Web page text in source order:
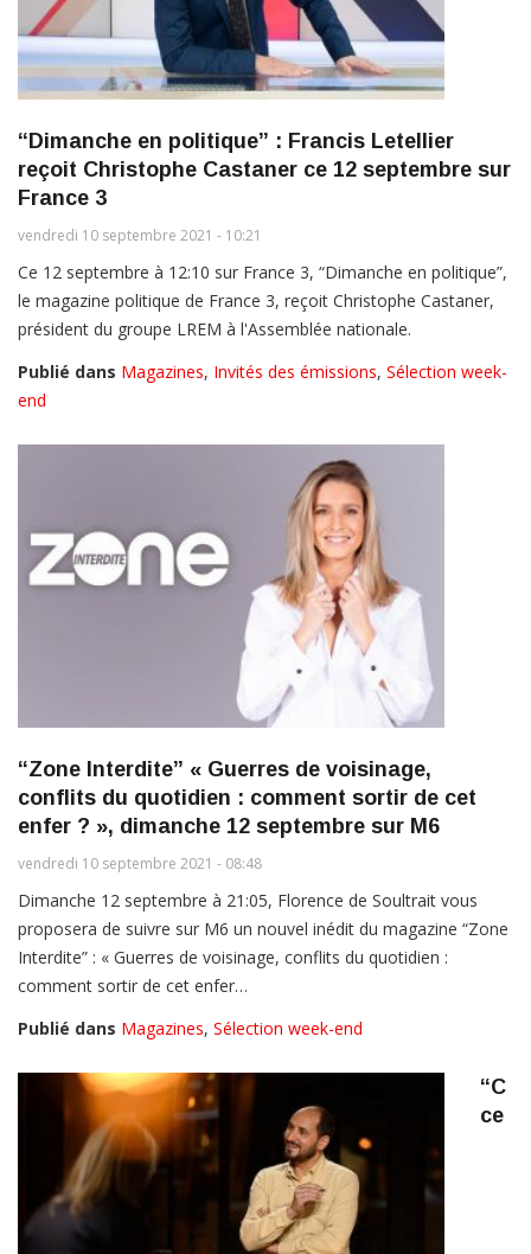
“Dimanche en politique” : Francis Letellier
reçoit Christophe Castaner ce 12 septembre sur
France 3
vendredi 10 septembre 2021 - 10:21
Ce 12 septembre à 12:10 sur France 3, “Dimanche en politique”,
le magazine politique de France 3, reçoit Christophe Castaner,
président du groupe LREM à l'Assemblée nationale.
Publié dans Magazines, Invités des émissions, Sélection week-
end
“Zone Interdite” « Guerres de voisinage,
conflits du quotidien : comment sortir de cet
enfer ? », dimanche 12 septembre sur M6
vendredi 10 septembre 2021 - 08:48
Dimanche 12 septembre à 21:05, Florence de Soultrait vous
proposera de suivre sur M6 un nouvel inédit du magazine “Zone
Interdite” : « Guerres de voisinage, conflits du quotidien :
comment sortir de cet enfer…
Publié dans Magazines, Sélection week-end
“C
ce